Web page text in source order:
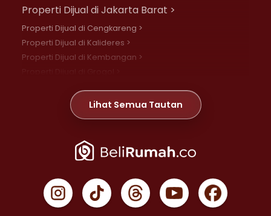
Properti Dijual di Jakarta Barat >
Properti Dijual di Cengkareng >
Properti Dijual di Kalideres >
Properti Dijual di Kembangan >
Properti Dijual di Meruya >
Properti Dijual di Jelambar >
Properti Dijual di Jakarta Pusat >
Properti Dijual di Gambir >
Properti Dijual di Johar Baru >
Lihat Semua Tautan